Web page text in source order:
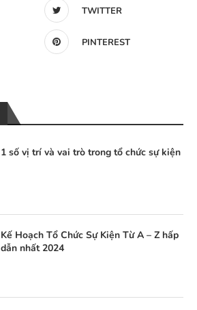
TWITTER
PINTEREST
1 số vị trí và vai trò trong tổ chức sự kiện
Kế Hoạch Tổ Chức Sự Kiện Từ A – Z hấp
dẫn nhất 2024